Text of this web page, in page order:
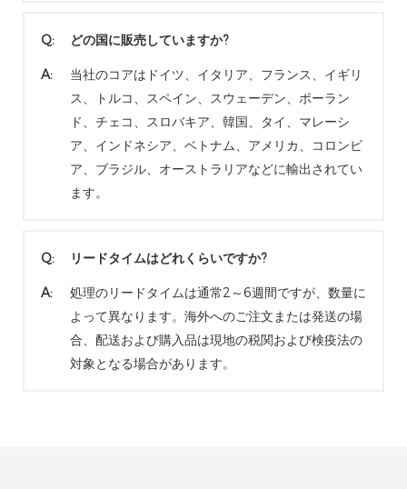
Q: どの国に販売していますか?
A:
当社のコアはドイツ、イタリア、フランス、イギリ
ス、トルコ、スペイン、スウェーデン、ポーラン
ド、チェコ、スロバキア、韓国、タイ、マレーシ
ア、インドネシア、ベトナム、アメリカ、コロンビ
ア、ブラジル、オーストラリアなどに輸出されてい
ます。
Q: リードタイムはどれくらいですか?
A:
処理のリードタイムは通常2～6週間ですが、数量に
よって異なります。海外へのご注文または発送の場
合、配送および購入品は現地の税関および検疫法の
対象となる場合があります。